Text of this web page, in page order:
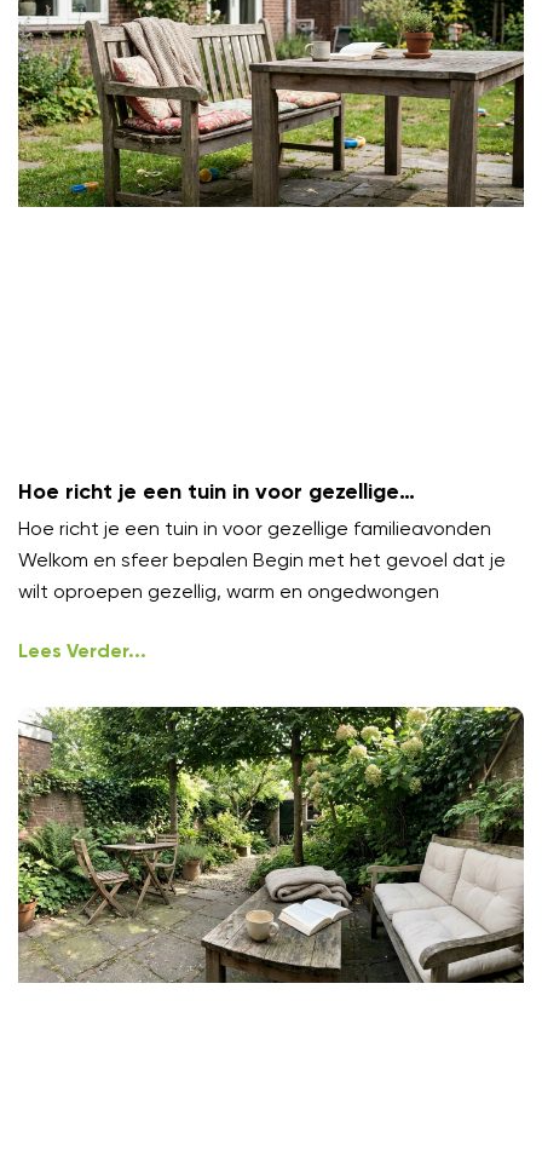
Hoe richt je een tuin in voor gezellige
familieavonden?
Hoe richt je een tuin in voor gezellige familieavonden
Welkom en sfeer bepalen Begin met het gevoel dat je
wilt oproepen gezellig, warm en ongedwongen
Lees Verder...